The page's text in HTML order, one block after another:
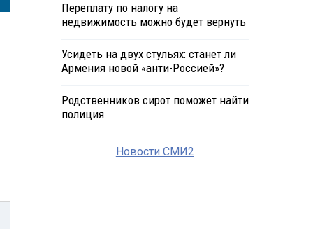
Переплату по налогу на
недвижимость можно будет вернуть
Усидеть на двух стульях: станет ли
Армения новой «анти-Россией»?
Родственников сирот поможет найти
полиция
Новости СМИ2